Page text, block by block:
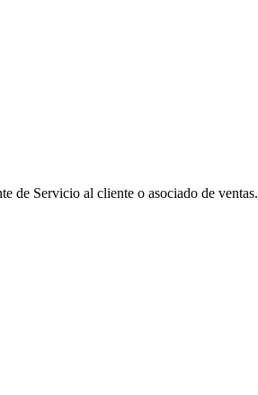
de Servicio al cliente o asociado de ventas.